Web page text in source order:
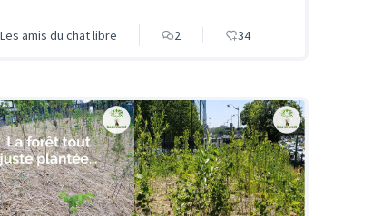
Les amis du chat libre 2 34